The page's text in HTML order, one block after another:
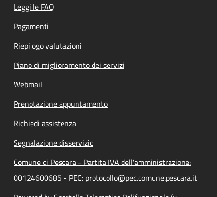
Leggi le FAQ
Pagamenti
Riepilogo valutazioni
Piano di miglioramento dei servizi
Webmail
Prenotazione appuntamento
Richiedi assistenza
Segnalazione disservizio
Comune di Pescara - Partita IVA dell'amministrazione:
00124600685 - PEC: protocollo@pec.comune.pescara.it